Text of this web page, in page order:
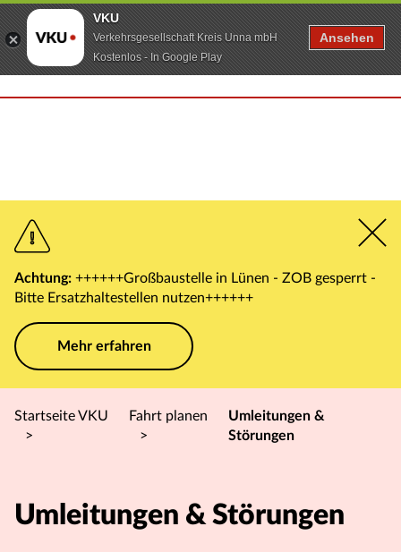
Achtung: ++++++Großbaustelle in Lünen - ZOB gesperrt -
Bitte Ersatzhaltestellen nutzen++++++
Mehr erfahren
Startseite VKU
>
Fahrt planen
>
Umleitungen &
Störungen
Umleitungen & Störungen
VKU
Verkehrsgesellschaft Kreis Unna mbH
Kostenlos - In Google Play
Ansehen